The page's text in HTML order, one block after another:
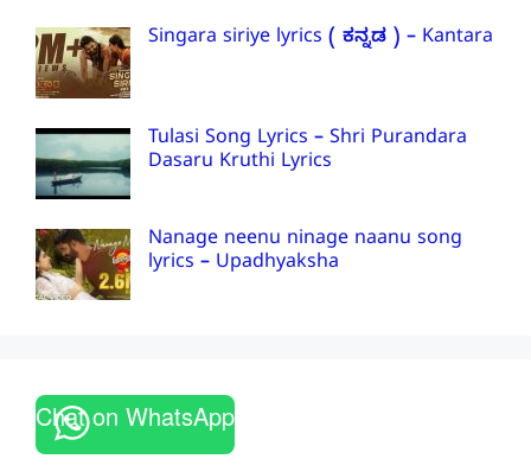
Singara siriye lyrics ( ಕನ್ನಡ ) – Kantara
Tulasi Song Lyrics – Shri Purandara
Dasaru Kruthi Lyrics
Nanage neenu ninage naanu song
lyrics – Upadhyaksha
Chat on WhatsApp